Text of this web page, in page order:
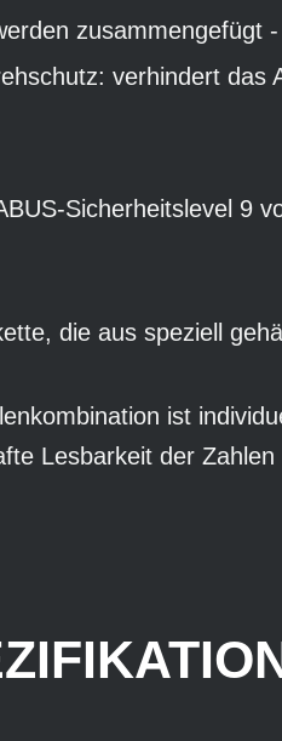
zusammengefügt
verhindert das
Sicherheitslevel 9
die aus speziell
ist
Lesbarkeit der Zahlen